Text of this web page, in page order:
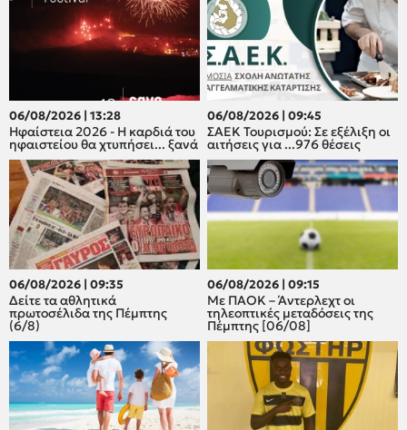
06/08/2026 | 13:28
Ηφαίστεια 2026 - Η καρδιά του
ηφαιστείου θα χτυπήσει... ξανά
06/08/2026 | 09:45
ΣΑΕΚ Τουρισμού: Σε εξέλιξη οι
αιτήσεις για ...976 θέσεις
06/08/2026 | 09:35
Δείτε τα αθλητικά
πρωτοσέλιδα της Πέμπτης
(6/8)
06/08/2026 | 09:15
Με ΠΑΟΚ – Άντερλεχτ οι
τηλεοπτικές μεταδόσεις της
Πέμπτης [06/08]